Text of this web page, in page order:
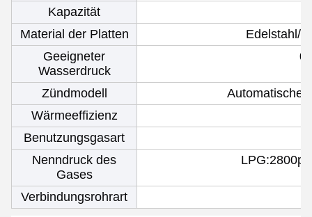
Kapazität
Material der Platten
Edelstahl/
Geeigneter
Wasserdruck
Zündmodell
Automatische
Wärmeeffizienz
Benutzungsgasart
Nenndruck des
Gases
Verbindungsrohrart